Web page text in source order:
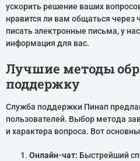
ускорить решение ваших
нравится ли вам общаться через
писать электронные письма, у
информация для вас.
Лучшие методы
поддержку
Служба поддержки Пинап
пользователей. Выбор метода
и характера вопроса. Вот
Онлайн-чат: Быстрейший